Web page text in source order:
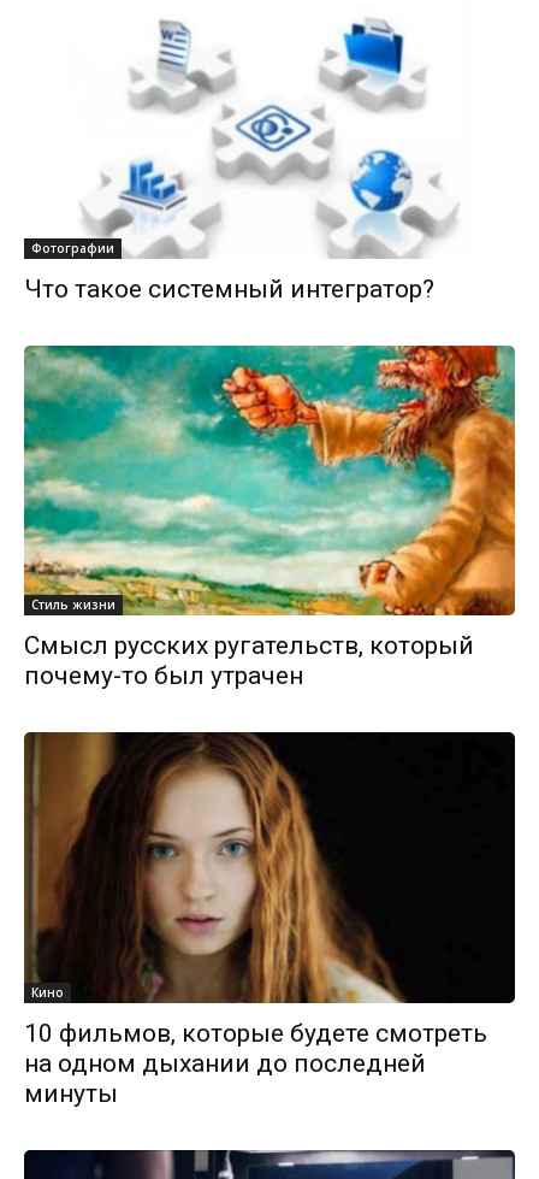
Фотографии
Что такое системный интегратор?
Стиль жизни
Смысл русских ругательств, который
почему-то был утрачен
Кино
10 фильмов, которые будете смотреть
на одном дыхании до последней
минуты